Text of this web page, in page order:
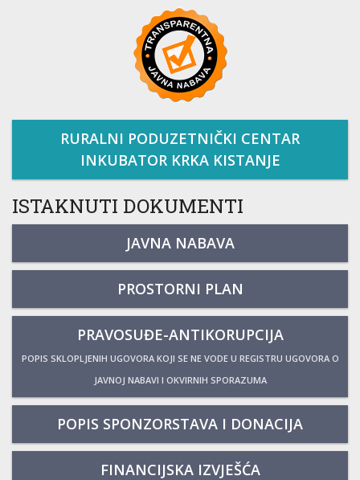
RURALNI PODUZETNIČKI CENTAR
INKUBATOR KRKA KISTANJE
ISTAKNUTI DOKUMENTI
JAVNA NABAVA
PROSTORNI PLAN
PRAVOSUĐE-ANTIKORUPCIJA
POPIS SKLOPLJENIH UGOVORA KOJI SE NE VODE U REGISTRU UGOVORA O
JAVNOJ NABAVI I OKVIRNIH SPORAZUMA
POPIS SPONZORSTAVA I DONACIJA
FINANCIJSKA IZVJEŠĆA